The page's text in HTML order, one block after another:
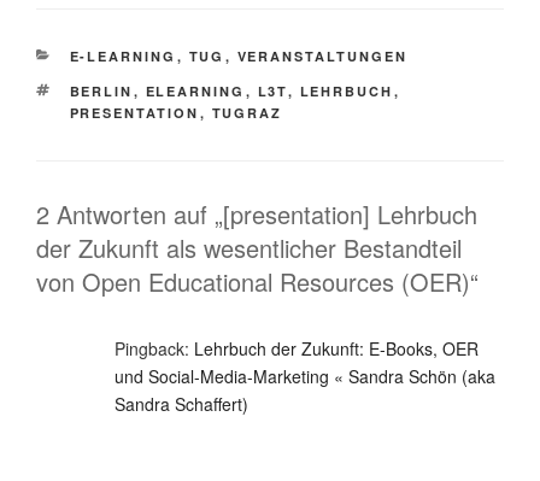
KATEGORIEN
E-LEARNING , TUG , VERANSTALTUNGEN
SCHLAGWÖRTER
BERLIN , ELEARNING , L3T, LEHRBUCH ,
PRESENTATION , TUGRAZ
2 Antworten auf „[presentation] Lehrbuch
der Zukunft als wesentlicher Bestandteil
von Open Educational Resources (OER)“
Pingback: Lehrbuch der Zukunft: E-Books, OER
und Social-Media-Marketing « Sandra Schön (aka
Sandra Schaffert)